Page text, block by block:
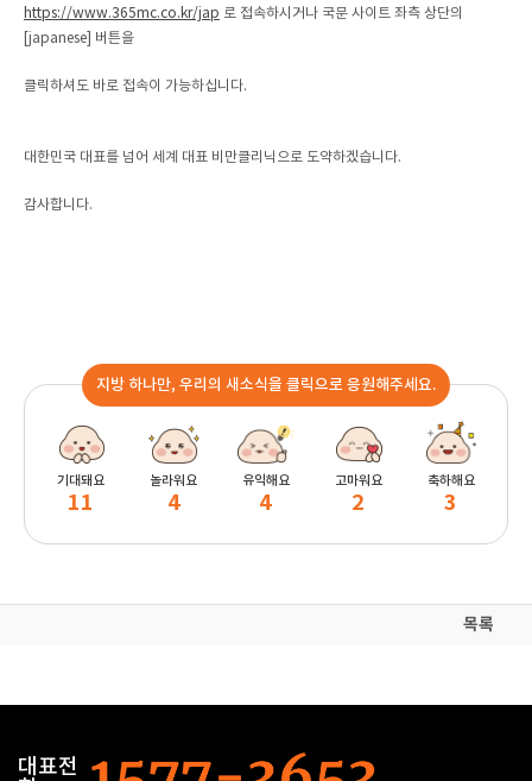
https://www.365mc.co.kr/jap 로 접속하시거나 국문 사이트 좌측 상단의
[japanese] 버튼을
클릭하셔도 바로 접속이 가능하십니다.
대한민국 대표를 넘어 세계 대표 비만클리닉으로 도약하겠습니다.
감사합니다.
지방 하나만, 우리의 새소식을 클릭으로 응원해주세요.
기대돼요
11
놀라워요
4
유익해요
4
고마워요
2
축하해요
3
목록
대표전